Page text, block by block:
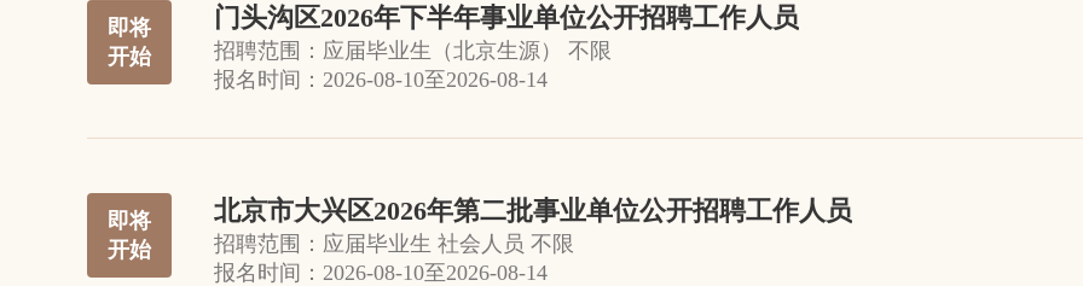
即将
开始
门头沟区2026年下半年事业单位公开招聘工作人员
招聘范围： 应届毕业生（北京生源） 不限
报名时间： 2026-08-10至2026-08-14
即将
开始
北京市大兴区2026年第二批事业单位公开招聘工作人员
招聘范围： 应届毕业生 社会人员 不限
报名时间： 2026-08-10至2026-08-14